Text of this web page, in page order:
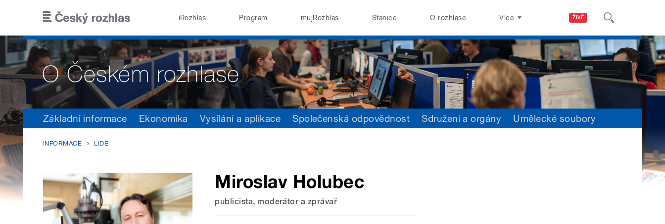
ŽIVĚ
iRozhlas Program mujRozhlas Stanice O rozhlase Více
Základní informace Ekonomika Vysílání a aplikace Společenská odpovědnost Sdružení a orgány Umělecké soubory
INFORMACE LIDÉ
Miroslav Holubec
publicista, moderátor a zprávař